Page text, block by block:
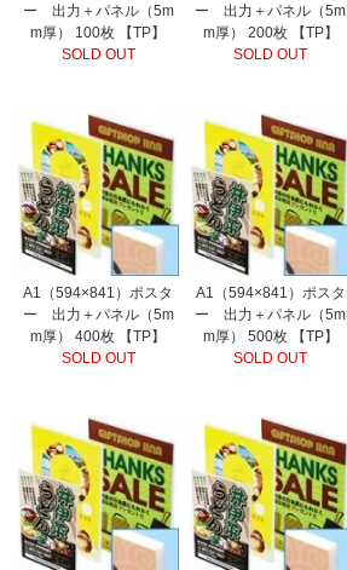
ー 出力＋パネル（5m
m厚） 100枚 【TP】
SOLD OUT
ー 出力＋パネル（5m
m厚） 200枚 【TP】
SOLD OUT
A1（594×841）ポスタ
ー 出力＋パネル（5m
m厚） 400枚 【TP】
SOLD OUT
A1（594×841）ポスタ
ー 出力＋パネル（5m
m厚） 500枚 【TP】
SOLD OUT